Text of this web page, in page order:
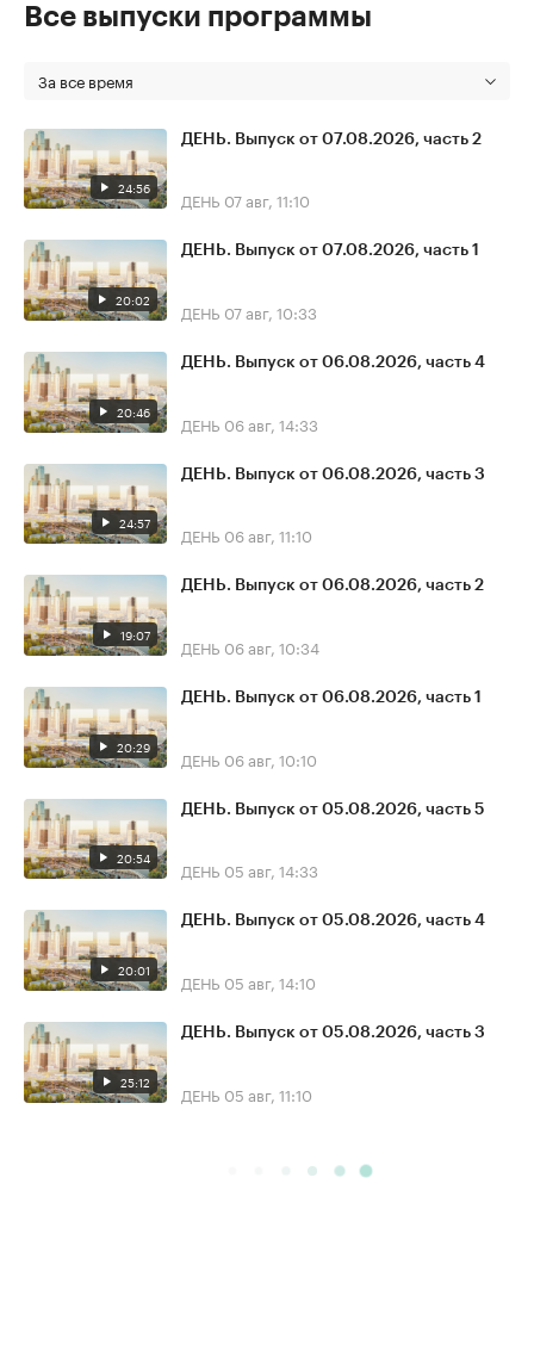
Все выпуски программы
За все время
24:56
ДЕНЬ. Выпуск от 07.08.2026, часть 2
ДЕНЬ 07 авг, 11:10
20:02
ДЕНЬ. Выпуск от 07.08.2026, часть 1
ДЕНЬ 07 авг, 10:33
20:46
ДЕНЬ. Выпуск от 06.08.2026, часть 4
ДЕНЬ 06 авг, 14:33
24:57
ДЕНЬ. Выпуск от 06.08.2026, часть 3
ДЕНЬ 06 авг, 11:10
19:07
ДЕНЬ. Выпуск от 06.08.2026, часть 2
ДЕНЬ 06 авг, 10:34
20:29
ДЕНЬ. Выпуск от 06.08.2026, часть 1
ДЕНЬ 06 авг, 10:10
20:54
ДЕНЬ. Выпуск от 05.08.2026, часть 5
ДЕНЬ 05 авг, 14:33
20:01
ДЕНЬ. Выпуск от 05.08.2026, часть 4
ДЕНЬ 05 авг, 14:10
25:12
ДЕНЬ. Выпуск от 05.08.2026, часть 3
ДЕНЬ 05 авг, 11:10